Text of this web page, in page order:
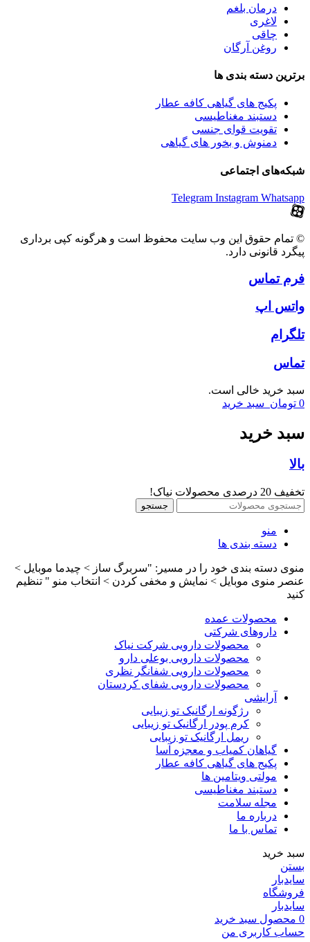
درمان بلغم
لاغری
چاقی
روغن آرگان
برترین‌ دسته بندی ها
پکیج های گیاهی کافه عطار
دستبند مغناطیسی
تقویت قوای جنسی
دمنوش و بخور های گیاهی
شبکه‌های اجتماعی
Telegram Instagram Whatsapp
© تمام حقوق این وب سایت محفوظ است و هرگونه کپی برداری
پیگرد قانونی دارد.
فرم تماس
واتس اپ
تلگرام
تماس
سبد خرید خالی است.
0 تومان سبد خرید
سبد خرید
بالا
تخفیف 20 درصدی محصولات نیاک!
جستجو
منو
دسته بندی ها
منوی دسته بندی خود را در مسیر: "سربرگ ساز > چیدما موبایل >
عنصر منوی موبایل > نمایش و مخفی کردن > انتخاب منو " تنظیم
کنید
محصولات عمده
داروهای شرکتی
محصولات دارویی شرکت نیاک
محصولات دارویی بوعلی دارو
محصولات دارویی شفانگر نظری
محصولات دارویی شفای کردستان
آرایشی
رژگونه ارگانیک تو زیبایی
کرم پودر ارگانیک تو زیبایی
ریمل ارگانیک تو زیبایی
گیاهان کمیاب و معجزه آسا
پکیج های گیاهی کافه عطار
مولتی ویتامین ها
دستبند مغناطیسی
مجله سلامت
درباره ما
تماس با ما
سبد خرید
بستن
سایدبار
فروشگاه
سایدبار
0 محصول سبد خرید
حساب کاربری من